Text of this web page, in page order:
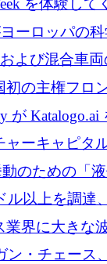
を体験し
ロッパのイノ
ヨーロッパの
万ドルを調
よび混合車
250 万ユーロ
初の主権フロ
確保
が Katalogo.ai
ャーキャピタ
の成長に向け
呼びかけ
のための「
築するため
状態から出現
ル以上を調達
、Built in
業界に大きな
のAIネイテ
ン・チェース